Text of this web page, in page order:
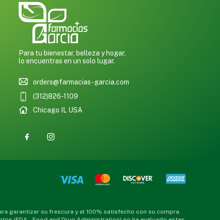
Para tu bienestar, belleza y hogar,
lo encuentras en un solo lugar.
orders@farmacias-garcia.com
(312)826-1109
Chicago IL USA
garantizar su frescura y el 100% satisfecho con su compra.